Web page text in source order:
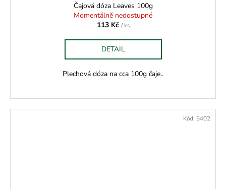
Čajová dóza Leaves 100g
Momentálně nedostupné
113 Kč / ks
DETAIL
Plechová dóza na cca 100g čaje..
Kód: 5402